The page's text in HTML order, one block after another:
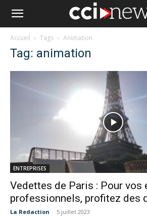
Accueil Tags Animation
Tag: animation
ENTREPRISES
Vedettes de Paris : Pour vos
professionnels, profitez des
La Redaction - 5 juillet 2023